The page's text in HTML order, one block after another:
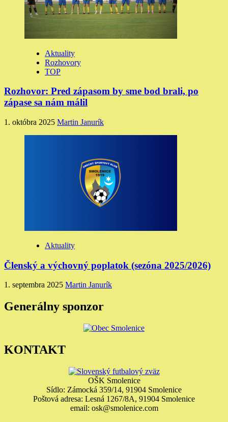
Aktuality
Rozhovory
TOP
Rozhovor: Pred zápasom by sme bod brali, po
zápase sa nám málil
1. októbra 2025 Martin Janurík
Aktuality
Členský a výchovný poplatok (sezóna 2025/2026)
1. septembra 2025 Martin Janurík
Generálny sponzor
KONTAKT
OŠK Smolenice
Sídlo: Zámocká 359/14, 91904 Smolenice
Poštová adresa: Lesná 1267/8A, 91904 Smolenice
email: osk@smolenice.com